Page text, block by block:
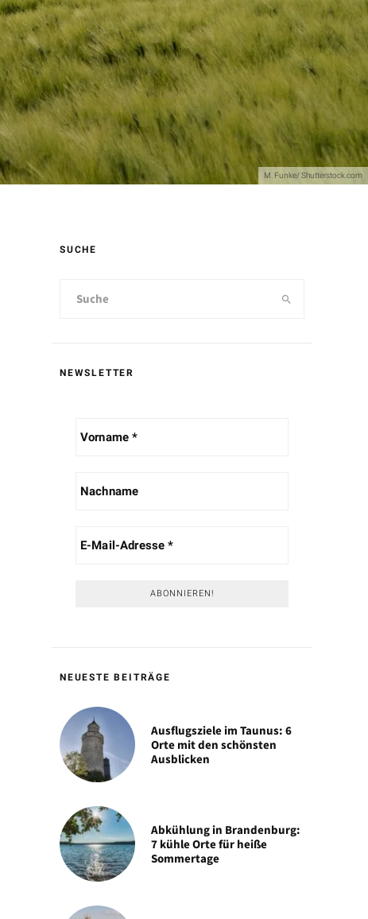
M. Funke/ Shutterstock.com
SUCHE
NEWSLETTER
NEUESTE BEITRÄGE
Ausflugsziele im Taunus: 6
Orte mit den schönsten
Ausblicken
Abkühlung in Brandenburg:
7 kühle Orte für heiße
Sommertage